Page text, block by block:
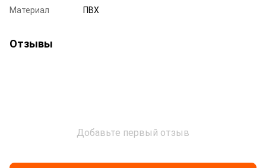
Материал
ПВХ
Отзывы
Добавьте первый отзыв